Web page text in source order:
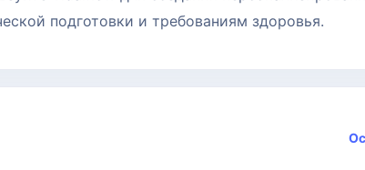
подготовки и требованиям здоровья.